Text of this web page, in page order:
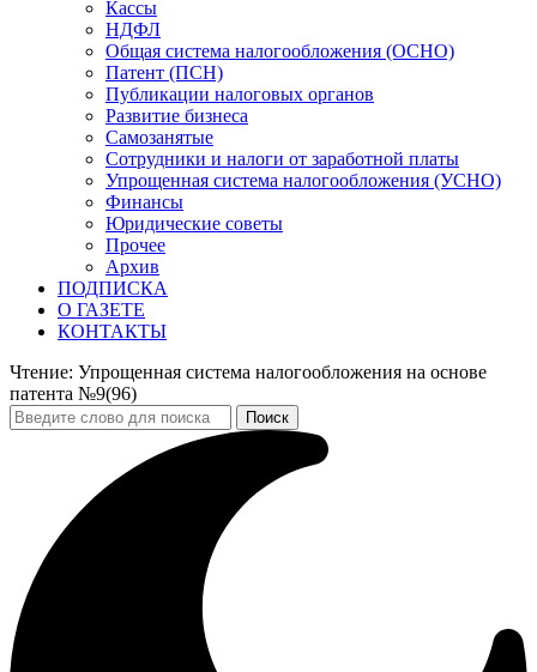
Кассы
НДФЛ
Общая система налогообложения (ОСНО)
Патент (ПСН)
Публикации налоговых органов
Развитие бизнеса
Самозанятые
Сотрудники и налоги от заработной платы
Упрощенная система налогообложения (УСНО)
Финансы
Юридические советы
Прочее
Архив
ПОДПИСКА
О ГАЗЕТЕ
КОНТАКТЫ
Чтение: Упрощенная система налогообложения на основе
патента №9(96)